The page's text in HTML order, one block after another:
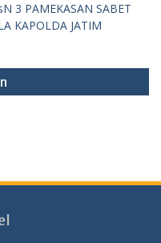
3 PAMEKASAN SABET
KAPOLDA JATIM